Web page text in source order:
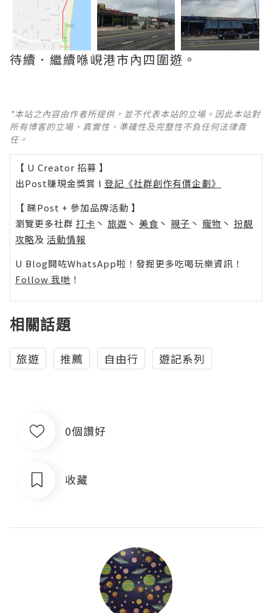
待續．繼續喺峴港市內四圍遊。
*本站之內容由作者所提供，並不代表本站的立場。因此本站對
所有博客的立場、真實性、準確性及完整性不負任何法律責
任。
【 U Creator 招募 】
出Post賺現金獎賞 l 登記《社群創作有價企劃》
【 睇Post + 參加品牌活動 】
瀏覽更多社群 打卡 丶 旅遊 丶 美食 丶 親子 丶 寵物 丶 扮靚
攻略及 活動情報
U Blog開咗WhatsApp啦！發掘更多吃喝玩樂資訊！
Follow 我哋 ！
相關話題
旅遊 推薦 自由行 遊記系列
0個讚好
收藏